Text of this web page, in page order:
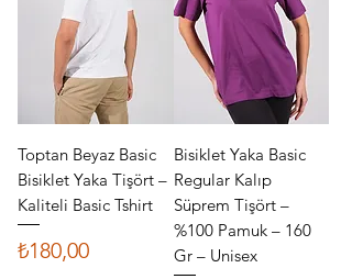
Toptan Beyaz Basic
Bisiklet Yaka Tişört –
Kaliteli Basic Tshirt
Fiyat
₺180,00
Bisiklet Yaka Basic
Regular Kalıp
Süprem Tişört –
%100 Pamuk – 160
Gr – Unisex